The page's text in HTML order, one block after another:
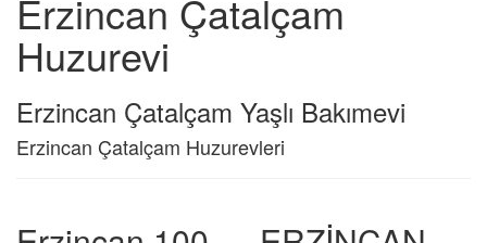
Erzincan Çatalçam
Huzurevi
Erzincan Çatalçam Yaşlı Bakımevi
Erzincan Çatalçam Huzurevleri